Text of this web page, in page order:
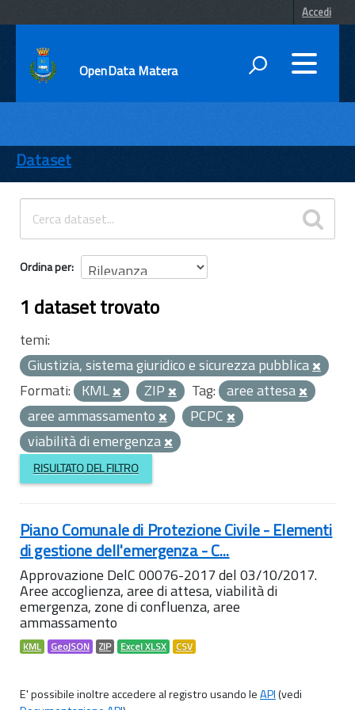
Accedi
OpenData Matera
ENTI
TEMI
INFORMAZIONI
Dataset
Ordina per
1 dataset trovato
temi:
Giustizia, sistema giuridico e sicurezza pubblica
Formati: KML ZIP Tag: aree attesa
aree ammassamento
PCPC
viabilità di emergenza
RISULTATO DEL FILTRO
Piano Comunale di Protezione Civile - Elementi
di gestione dell'emergenza - C...
Approvazione DelC 00076-2017 del 03/10/2017.
Aree accoglienza, aree di attesa, viabilità di
emergenza, zone di confluenza, aree
ammassamento
KML GeoJSON ZIP Excel XLSX CSV
E' possibile inoltre accedere al registro usando leAPI(vedi